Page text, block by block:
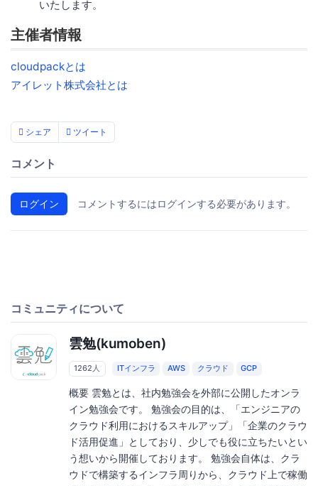
いたします。
主催者情報
cloudpackとは
アイレット株式会社とは
シェア ツイート
コメント
ログイン コメントするにはログインする必要があります。
コミュニティについて
雲勉(kumoben)
1262人 ITインフラ AWS クラウド GCP
概要 雲勉とは、社内勉強会を外部に公開したオンラ
イン勉強会です。 勉強会の目的は、「エンジニアの
クラウド利用におけるスキルアップ」「企業のクラウ
ド活用促進」としており、少しでも役に立ちたいとい
う想いから開催しております。 勉強会自体は、クラ
ウドで構築するインフラ周りから、クラウド上で稼働